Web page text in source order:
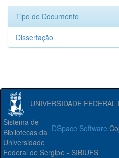
Tipo de Documento
Dissertação
UNIVERSIDADE FEDERAL
DSpace Software
Sistema de
Bibliotecas da
Universidade
Federal de Sergipe - SIBIUFS